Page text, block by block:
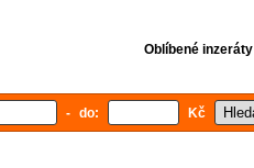
Oblíbené inzeráty
- do: Kč